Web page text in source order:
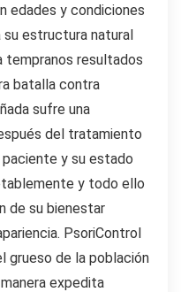
edades y condiciones
estructura natural
tempranos resultados
batalla contra
sufre una
del tratamiento
y su estado
y todo ello
de su bienestar
PsoriControl
grueso de la población
expedita